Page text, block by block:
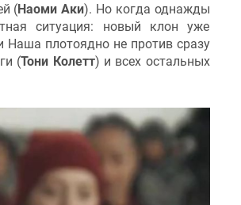
(Наоми Аки). Но когда однажды
ситуация: новый клон уже
Наша плотоядно не против сразу
(Тони Колетт) и всех остальных